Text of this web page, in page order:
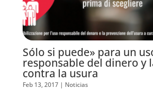
Sólo si puede» para un
responsable del dinero y
contra la usura
Feb 13, 2017| Noticias